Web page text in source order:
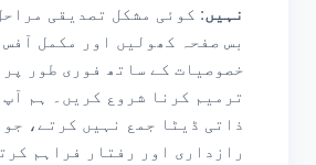
نہیں: کوئی مشکل تصدیقی
بس صفحہ کھولیں اور مکمل
خصوصیات کے ساتھ فوری طور
ترمیم کرنا شروع کریں۔ ہم
ذاتی ڈیٹا جمع نہیں کرتے،
رازداری اور رفتار فراہم